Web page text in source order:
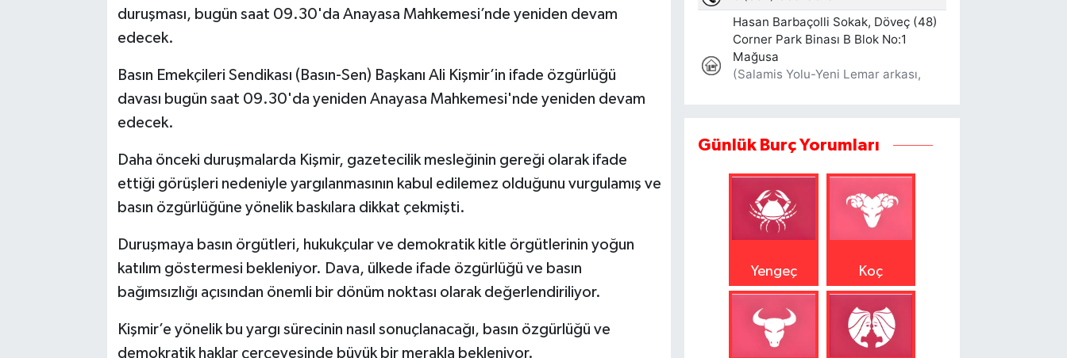
duruşması, bugün saat 09.30'da Anayasa Mahkemesi’nde yeniden devam
edecek.
Basın Emekçileri Sendikası (Basın-Sen) Başkanı Ali Kişmir’in ifade özgürlüğü
davası bugün saat 09.30'da yeniden Anayasa Mahkemesi'nde yeniden devam
edecek.
Daha önceki duruşmalarda Kişmir, gazetecilik mesleğinin gereği olarak ifade
ettiği görüşleri nedeniyle yargılanmasının kabul edilemez olduğunu vurgulamış ve
basın özgürlüğüne yönelik baskılara dikkat çekmişti.
Duruşmaya basın örgütleri, hukukçular ve demokratik kitle örgütlerinin yoğun
katılım göstermesi bekleniyor. Dava, ülkede ifade özgürlüğü ve basın
bağımsızlığı açısından önemli bir dönüm noktası olarak değerlendiriliyor.
Kişmir’e yönelik bu yargı sürecinin nasıl sonuçlanacağı, basın özgürlüğü ve
demokratik haklar çerçevesinde büyük bir merakla bekleniyor.
Günlük Burç Yorumları
Yengeç Koç